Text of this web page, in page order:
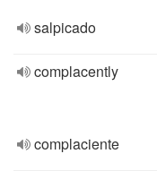
salpicado
complacently
complaciente